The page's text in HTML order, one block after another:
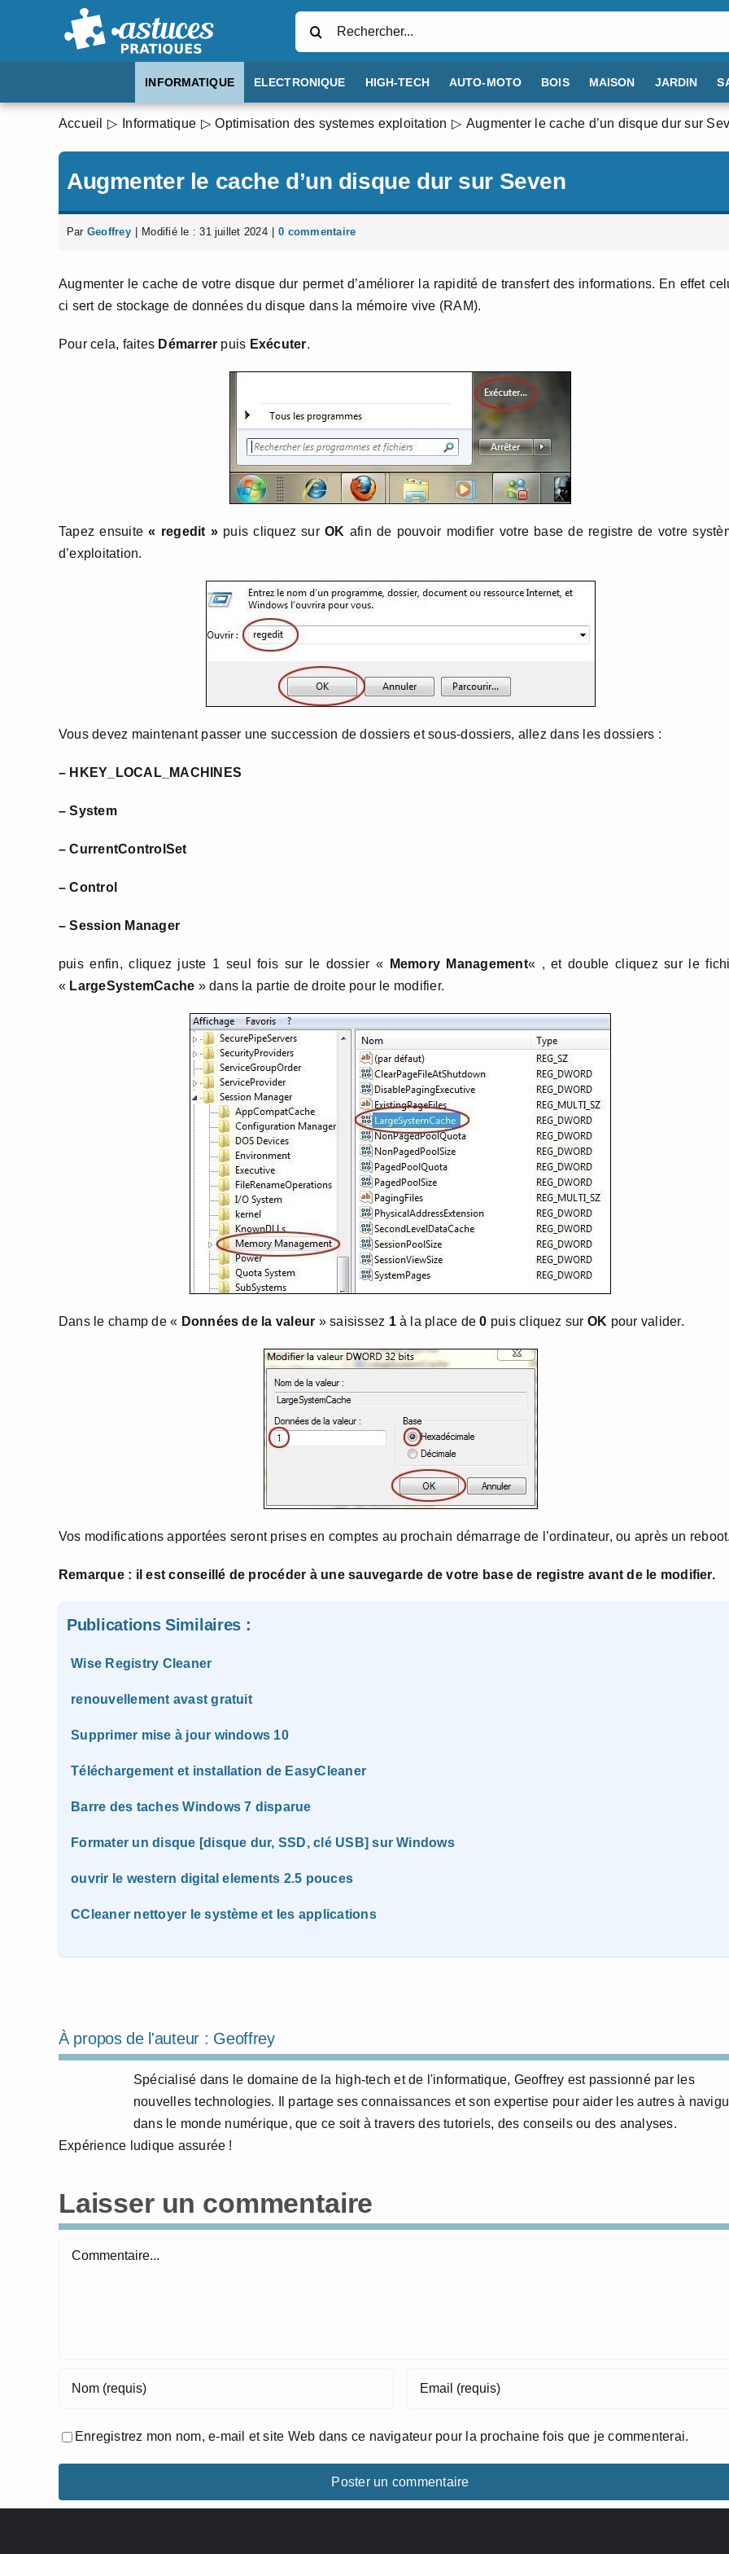
INFORMATIQUE ELECTRONIQUE HIGH-TECH AUTO-MOTO BOIS MAISON JARDIN
Accueil Informatique Optimisation des systemes exploitation Augmenter le cache d’un disque dur sur
Augmenter le cache d’un disque dur sur Seven
Par Geoffrey Modifié le : 31 juillet 2024 0 commentaire
Augmenter le cache de votre disque dur permet d’améliorer la rapidité de transfert des informations. En effet
ci sert de stockage de données du disque dans la mémoire vive (RAM).
Pour cela, faites Démarrer puis Exécuter.
Tapez ensuite« regedit »puis cliquez surOK afin de pouvoir modifier votre base de registre de votre
d’exploitation.
Vous devez maintenant passer une succession de dossiers et sous-dossiers, allez dans les dossiers :
– HKEY_LOCAL_MACHINES
– System
– CurrentControlSet
– Control
– Session Manager
puis enfin, cliquez juste 1 seul fois sur le dossier « Memory Management« , et double cliquez sur le
« LargeSystemCache » dans la partie de droite pour le modifier.
Dans le champ de « Données de la valeur » saisissez 1à la place de0 puis cliquez sur OK pour valider.
Vos modifications apportées seront prises en comptes au prochain démarrage de l’ordinateur, ou après un
Remarque : il est conseillé de procéder à une sauvegarde de votre base de registre avant de le modifier.
Publications Similaires :
Wise Registry Cleaner
renouvellement avast gratuit
Supprimer mise à jour windows 10
Téléchargement et installation de EasyCleaner
Barre des taches Windows 7 disparue
Formater un disque [disque dur, SSD, clé USB] sur Windows
ouvrir le western digital elements 2.5 pouces
CCleaner nettoyer le système et les applications
À propos de l'auteur : Geoffrey
Spécialisé dans le domaine de la high-tech et de l'informatique, Geoffrey est passionné par les
nouvelles technologies. Il partage ses connaissances et son expertise pour aider les autres à
dans le monde numérique, que ce soit à travers des tutoriels, des conseils ou des analyses.
Expérience ludique assurée !
Laisser un commentaire
Commentaire
Enregistrez mon nom, e-mail et site Web dans ce navigateur pour la prochaine fois que je commenterai.